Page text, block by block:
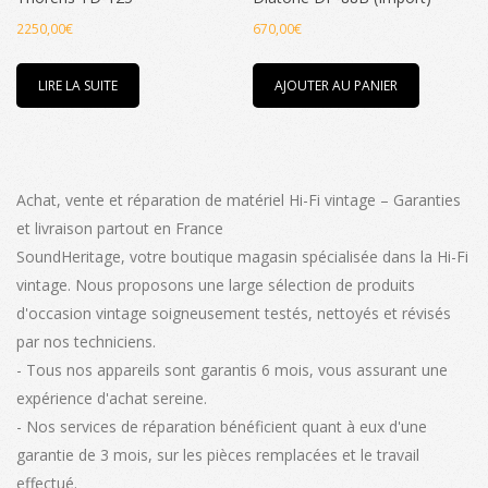
2250,00€
LIRE LA SUITE
670,00€
AJOUTER AU PANIER
Achat, vente et réparation de matériel Hi-Fi vintage – Garanties
et livraison partout en France
SoundHeritage, votre boutique magasin spécialisée dans la Hi-Fi
vintage. Nous proposons une large sélection de produits
d'occasion vintage soigneusement testés, nettoyés et révisés
par nos techniciens.
- Tous nos appareils sont garantis 6 mois, vous assurant une
expérience d'achat sereine.
- Nos services de réparation bénéficient quant à eux d'une
garantie de 3 mois, sur les pièces remplacées et le travail
effectué.